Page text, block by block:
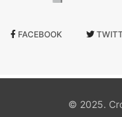
FACEBOOK
© 2025.